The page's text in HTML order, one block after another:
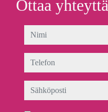
Ottaa yhteyttä
nimi
telefon
sähköposti